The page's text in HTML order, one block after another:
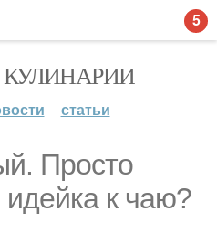
статьи
Просто
к чаю?
5